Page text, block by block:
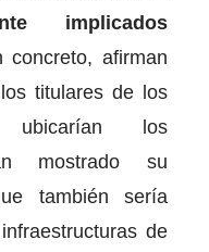
implicados
concreto, afirman
titulares de los
los
mostrado su
también sería
de